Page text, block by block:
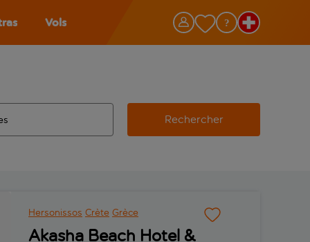
Vols
Rechercher
Hersonissos Crète Grèce
Akasha Beach Hotel &